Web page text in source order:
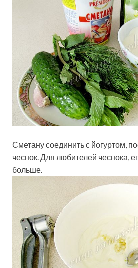
Сметану соединить с йогуртом,
чеснок. Для любителей чеснока,
больше.